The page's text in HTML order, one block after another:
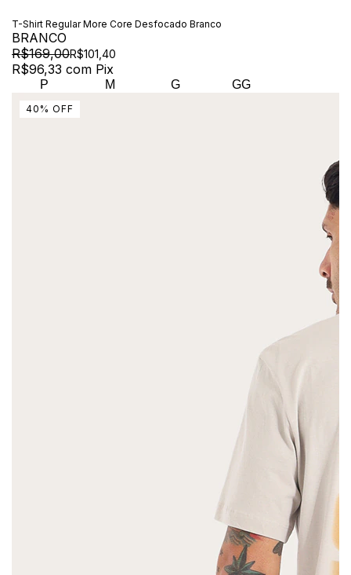
T-Shirt Regular More Core Desfocado Branco
BRANCO
R$169,00R$101,40
R$96,33 com Pix
P M G GG
40 % OFF